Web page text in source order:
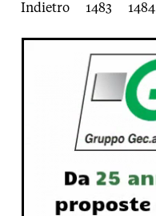
Indietro 1483 1484